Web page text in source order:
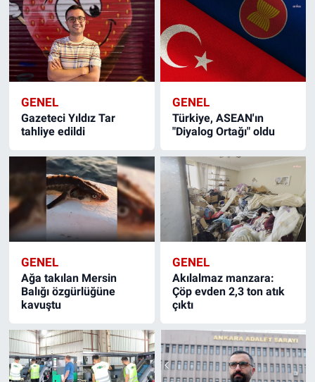
GENEL
Gazeteci Yıldız Tar
tahliye edildi
GENEL
Türkiye, ASEAN'ın
"Diyalog Ortağı" oldu
GENEL
Ağa takılan Mersin
Balığı özgürlüğüne
kavuştu
GENEL
Akılalmaz manzara:
Çöp evden 2,3 ton atık
çıktı